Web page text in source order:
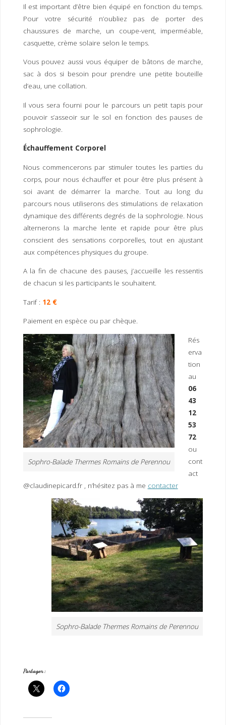
Il est important d’être bien équipé en fonction du temps.
Pour votre sécurité n’oubliez pas de porter des
chaussures de marche, un coupe-vent, imperméable,
casquette, crème solaire selon le temps.
Vous pouvez aussi vous équiper de bâtons de marche,
sac à dos si besoin pour prendre une petite bouteille
d’eau, une collation.
Il vous sera fourni pour le parcours un petit tapis pour
pouvoir s’asseoir sur le sol en fonction des pauses de
sophrologie.
Échauffement Corporel
Nous commencerons par stimuler toutes les parties du
corps, pour nous échauffer et pour être plus présent à
soi avant de démarrer la marche. Tout au long du
parcours nous utiliserons des stimulations de relaxation
dynamique des différents degrés de la sophrologie. Nous
alternerons la marche lente et rapide pour être plus
conscient des sensations corporelles, tout en ajustant
aux compétences physiques du groupe.
A la fin de chacune des pauses, j’accueille les ressentis
de chacun si les participants le souhaitent.
Tarif : 12 €
Paiement en espèce ou par chèque.
Sophro-Balade Thermes Romains de Perennou
Rés
erva
tion
au
06
43
12
53
72
ou
cont
act
@claudinepicard.fr , n’hésitez pas à me contacter
Sophro-Balade Thermes Romains de Perennou
Partager :